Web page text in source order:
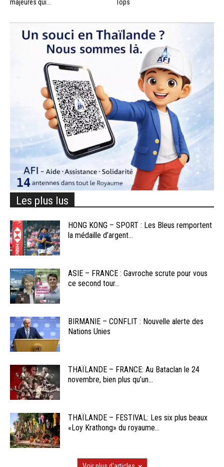
majeures qui...
Tops
Les plus lus
HONG KONG – SPORT : Les Bleus remportent
la médaille d’argent...
ASIE – FRANCE : Gavroche scrute pour vous
ce second tour...
BIRMANIE – CONFLIT : Nouvelle alerte des
Nations Unies
THAÏLANDE – FRANCE: Au Bataclan le 24
novembre, bien plus qu’un...
THAÏLANDE – FESTIVAL: Les six plus beaux
«Loy Krathong» du royaume...